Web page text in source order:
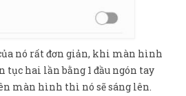
nó rất đơn giản, khi màn hình
tục hai lần bằng 1 đầu ngón tay
màn hình thì nó sẽ sáng lên.